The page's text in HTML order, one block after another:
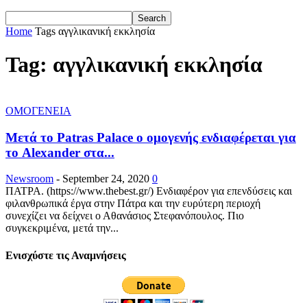
Home Tags αγγλικανική εκκλησία
Tag: αγγλικανική εκκλησία
ΟΜΟΓΕΝΕΙΑ
Μετά το Patras Palace ο ομογενής ενδιαφέρεται για
το Alexander στα...
Newsroom - September 24, 2020 0
ΠΑΤΡΑ. (https://www.thebest.gr/) Ενδιαφέρον για επενδύσεις και
φιλανθρωπικά έργα στην Πάτρα και την ευρύτερη περιοχή
συνεχίζει να δείχνει ο Αθανάσιος Στεφανόπουλος. Πιο
συγκεκριμένα, μετά την...
Ενισχύστε τις Αναμνήσεις